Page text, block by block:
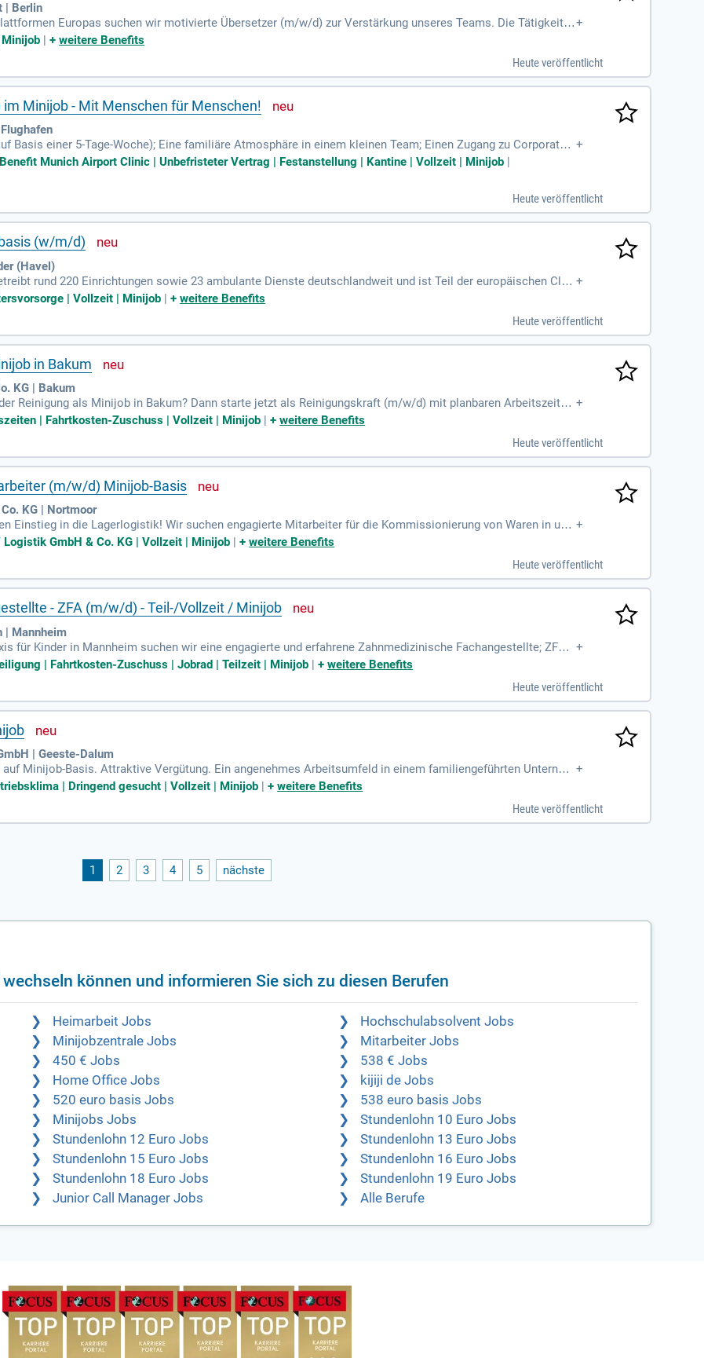
| Berlin
Europas suchen wir motivierte Übersetzer (m/w/d) zur Verstärkung unseres Teams. Die Tätigkeit k
oder – je nach Bedarf – vor Ort ausgeübt werden.
+
|+weitere Benefits
Heute veröffentlicht
Minijob - Mit Menschen für Menschen!
Basis einer 5-Tage-Woche); Eine familiäre Atmosphäre in einem kleinen Team; Einen Zugang zu Corporate
gute Anbindung an den ÖPNV; Umfangreiche Sport- und Freizeitangebote des mehrfach
+
Munich Airport Clinic | Unbefristeter Vertrag | Festanstellung | Kantine | Vollzeit | Minijob
Heute veröffentlicht
(w/m/d)
(Havel)
rund 220 Einrichtungen sowie 23 ambulante Dienste deutschlandweit und ist Teil der europäischen Clari
Anbieter in den Bereichen Pflege, medizinische Versorgung und Betreuung zu
+
| Vollzeit | Minijob |+weitere Benefits
Heute veröffentlicht
in Bakum
KG | Bakum
Reinigung als Minijob in Bakum? Dann starte jetzt als Reinigungskraft (m/w/d) mit planbaren Arbeitszeiten +
| Fahrtkosten-Zuschuss | Vollzeit | Minijob |+weitere Benefits
Heute veröffentlicht
(m/w/d) Minijob-Basis
KG | Nortmoor
Einstieg in die Lagerlogistik! Wir suchen engagierte Mitarbeiter für die Kommissionierung von Waren in uns
die sorgfältige Warenzusammenstellung und der Umgang mit Gabelstaplern. Du brauchst keine umfa
starte deine Karriere in einem dynamischen Umfeld!
+
GmbH & Co. KG | Vollzeit | Minijob |+weitere Benefits
Heute veröffentlicht
- ZFA (m/w/d) - Teil-/Vollzeit / Minijob
| Mannheim
für Kinder in Mannheim suchen wir eine engagierte und erfahrene Zahnmedizinische Fachangestellte; ZFA
Tage) oder als Minijob.
+
| Fahrtkosten-Zuschuss | Jobrad | Teilzeit | Minijob |+weitere Benefits
Heute veröffentlicht
| Geeste-Dalum
Minijob-Basis. Attraktive Vergütung. Ein angenehmes Arbeitsumfeld in einem familiengeführten Unterneh
an der frischen Luft. Kollegiales Team und kurze Entscheidungswege.
+
| Dringend gesucht | Vollzeit | Minijob |+weitere Benefits
Heute veröffentlicht
1 2 3 4 5 nächste
können und informieren Sie sich zu diesen Berufen
Heimarbeit Jobs
Hochschulabsolvent Jobs
Minijobzentrale Jobs
Mitarbeiter Jobs
450 € Jobs
538 € Jobs
Home Office Jobs
kijiji de Jobs
520 euro basis Jobs
538 euro basis Jobs
Minijobs Jobs
Stundenlohn 10 Euro Jobs
Stundenlohn 12 Euro Jobs
Stundenlohn 13 Euro Jobs
Stundenlohn 15 Euro Jobs
Stundenlohn 16 Euro Jobs
Stundenlohn 18 Euro Jobs
Stundenlohn 19 Euro Jobs
Junior Call Manager Jobs Alle Berufe